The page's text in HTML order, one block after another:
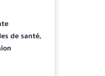
de santé,